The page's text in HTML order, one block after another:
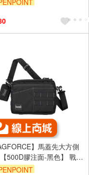
】馬蓋先大方側
500D膠注面-黑色】 戰術
山背包 單肩包 附零錢包